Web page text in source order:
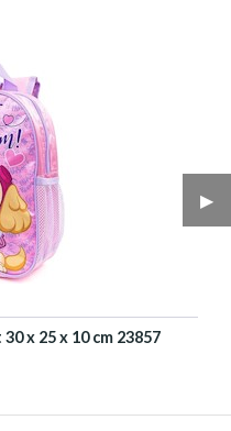
▶︎
x 25 x 10 cm 23857